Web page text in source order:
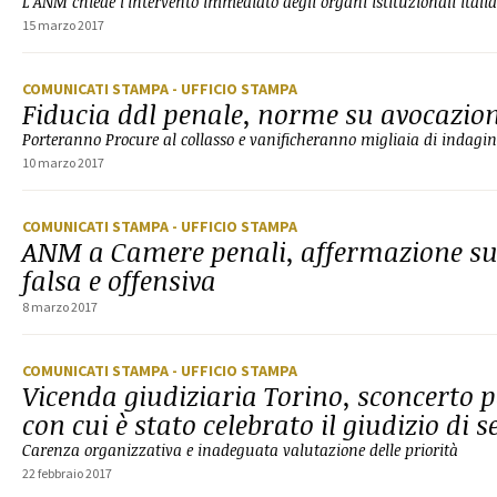
15 marzo 2017
COMUNICATI STAMPA - UFFICIO STAMPA
Fiducia ddl penale, norme su
Porteranno Procure al collasso e vanificheranno migliaia di
10 marzo 2017
COMUNICATI STAMPA - UFFICIO STAMPA
ANM a Camere penali, affermazione
falsa e offensiva
8 marzo 2017
COMUNICATI STAMPA - UFFICIO STAMPA
Vicenda giudiziaria Torino, sconcerto
con cui è stato celebrato il giudizio di
Carenza organizzativa e inadeguata valutazione delle priorità
22 febbraio 2017